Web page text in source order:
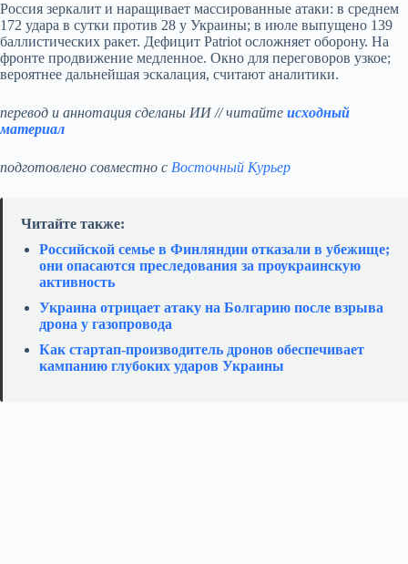
Россия зеркалит и наращивает массированные атаки: в среднем
172 удара в сутки против 28 у Украины; в июле выпущено 139
баллистических ракет. Дефицит Patriot осложняет оборону. На
фронте продвижение медленное. Окно для переговоров узкое;
вероятнее дальнейшая эскалация, считают аналитики.
перевод и аннотация сделаны ИИ // читайте исходный
материал
подготовлено совместно с Восточный Курьер
Читайте также:
Российской семье в Финляндии отказали в убежище;
они опасаются преследования за проукраинскую
активность
Украина отрицает атаку на Болгарию после взрыва
дрона у газопровода
Как стартап‑производитель дронов обеспечивает
кампанию глубоких ударов Украины